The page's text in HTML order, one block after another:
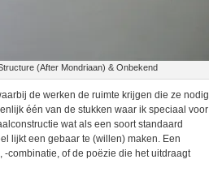
(After Mondriaan) & Onbekend
de werken de ruimte krijgen die ze nodig
één van de stukken waar ik speciaal voor
wat als een soort standaard
lijkt een gebaar te (willen) maken. Een
combinatie, of de poëzie die het uitdraagt